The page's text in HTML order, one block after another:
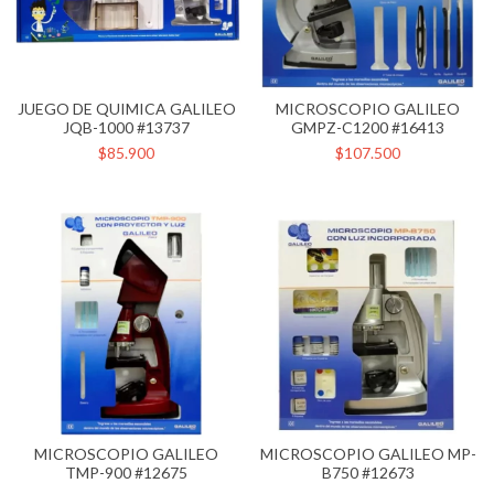
JUEGO DE QUIMICA GALILEO
JQB-1000 #13737
$85.900
MICROSCOPIO GALILEO
GMPZ-C1200 #16413
$107.500
MICROSCOPIO GALILEO
TMP-900 #12675
MICROSCOPIO GALILEO MP-
B750 #12673